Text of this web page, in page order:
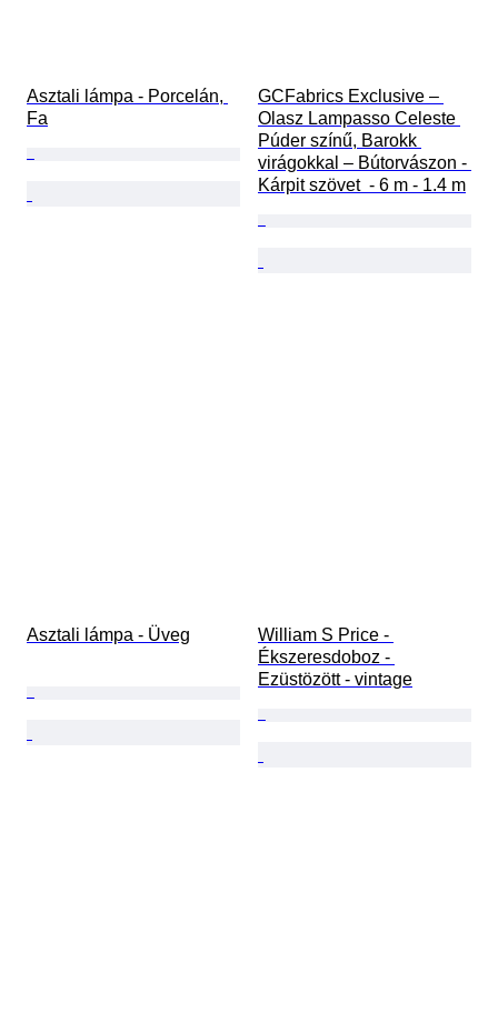
Asztali lámpa - Porcelán,
Fa
GCFabrics Exclusive –
Olasz Lampasso Celeste
Púder színű, Barokk
virágokkal – Bútorvászon -
Kárpit szövet  - 6 m - 1.4 m
Asztali lámpa - Üveg
William S Price -
Ékszeresdoboz -
Ezüstözött - vintage